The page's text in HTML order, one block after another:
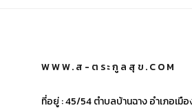
WWW.ส-ตระกูลสุข.COM
ที่อยู่ :45/54 ตำบลบ้านฉาง อำเภอเมื